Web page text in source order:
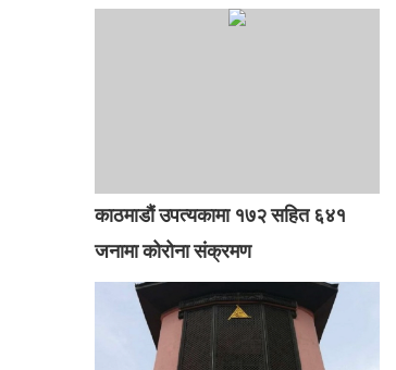
काठमाडौं उपत्यकामा १७२ सहित ६४१
जनामा कोरोना संक्रमण